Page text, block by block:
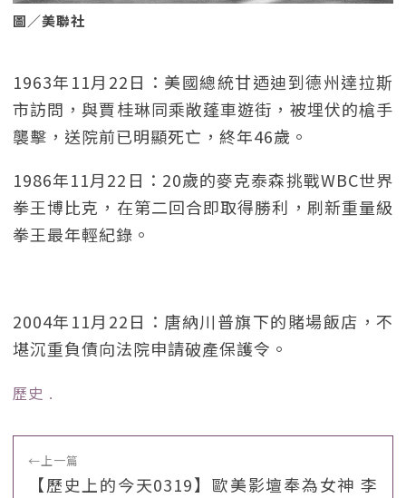
圖／美聯社
1963年11月22日：美國總統甘迺迪到德州達拉斯
市訪問，與賈桂琳同乘敞蓬車遊街，被埋伏的槍手
襲擊，送院前已明顯死亡，終年46歲。
1986年11月22日：20歲的麥克泰森挑戰WBC世界
拳王博比克，在第二回合即取得勝利，刷新重量級
拳王最年輕紀錄。
2004年11月22日：唐納川普旗下的賭場飯店，不
堪沉重負債向法院申請破產保護令。
歷史 ﹒
←上一篇
【歷史上的今天0319】歐美影壇奉為女神 李